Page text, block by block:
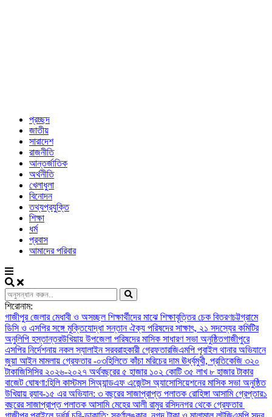
প্রচ্ছদ
জাতীয়
সারাদেশ
রাজনীতি
আন্তর্জাতিক
অর্থনীতি
খেলাধুলা
বিনোদন
তথ্যপ্রযুক্তি
শিক্ষা
ধর্ম
প্রবাস
আমাদের পরিবার
শিরোনাম:
গাজীপুর জেলার মেধাবী ও অসচ্ছল শিক্ষার্থীদের মাঝে শিক্ষাবৃত্তির চেক বিতরণচট্টগ্রামে
ডিসি ও এসপির সঙ্গে মুক্তিযোদ্ধা সন্তান ঐক্য পরিষদের সাক্ষাৎ, ২১ সদস্যের কমিটির
অনুলিপি হস্তান্তরউখিয়ায় উপজেলা পরিষদের মাসিক সাধারণ সভা অনুষ্ঠিতগাজীপুরে
এসপির নির্দেশনায় নকল স্যালাইন সরবরাহকারী গ্রেফতারজিএমপি পূবাইল থানার অভিযানে
জুয়া আইন মামলায় গ্রেফতার -০৩হিলিতে কাঁচা মরিচের দাম ঊর্ধ্বমুখী, প্রতিকেজি ৩২০
টাকাজিসিসির ২০২৬-২০২৭ অর্থবছরের ৫ হাজার ১০২ কোটি ৩৫ লাখ ৮ হাজার টাকার
বাজেট ঘোষণা:হিলি কাস্টমস সিঅ্যান্ডএফ এজেন্টস অ্যাসোসিয়েশনের মাসিক সভা অনুষ্ঠিত
উখিয়ায় র‍্যাব-১৫ এর অভিযান: ৩ বছরের সাজাপ্রাপ্ত পলাতক রোহিঙ্গা আসামি গ্রেপ্তার১
বছরের সাজাপ্রাপ্ত পলাতক আসামি মেহের আলী রামুর রসিদনগর থেকে গ্রেফতার ‎